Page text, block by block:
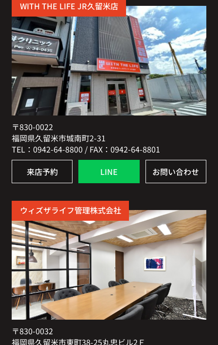
WITH THE LIFE JR久留米店
〒830-0022
福岡県久留米市城南町2-31
TEL：0942-64-8800 / FAX：0942-64-8801
来店予約 LINE お問い合わせ
ウィズザライフ管理株式会社
〒830-0032
福岡県久留米市東町38-25丸忠ビル2Ｆ